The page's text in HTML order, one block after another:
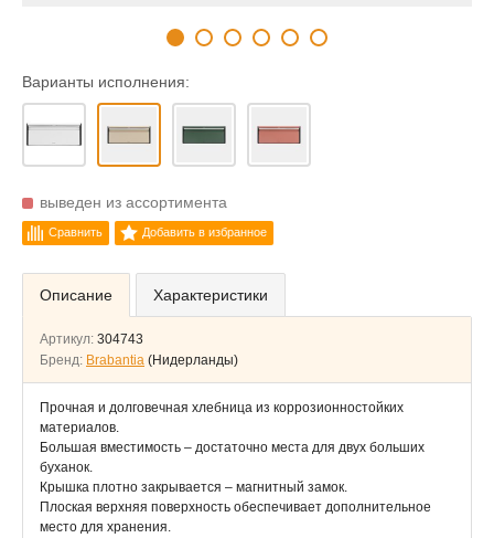
Варианты исполнения:
выведен из ассортимента
Сравнить Добавить в избранное
Описание Характеристики
Артикул: 304743
Бренд: Brabantia (Нидерланды)
Прочная и долговечная хлебница из коррозионностойких
материалов.
Большая вместимость – достаточно места для двух больших
буханок.
Крышка плотно закрывается – магнитный замок.
Плоская верхняя поверхность обеспечивает дополнительное
место для хранения.